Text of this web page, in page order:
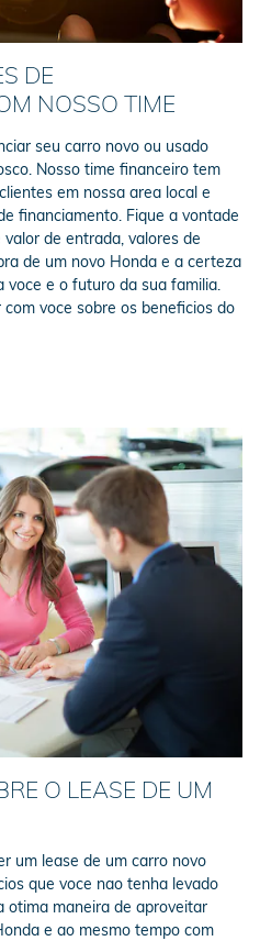
DE
NOSSO TIME
seu carro novo ou usado
Nosso time financeiro tem
em nossa area local e
financiamento. Fique a vontade
de entrada, valores de
de um novo Honda e a certeza
e o futuro da sua familia.
voce sobre os beneficios do
O LEASE DE UM
um lease de um carro novo
que voce nao tenha levado
otima maneira de aproveitar
e ao mesmo tempo com